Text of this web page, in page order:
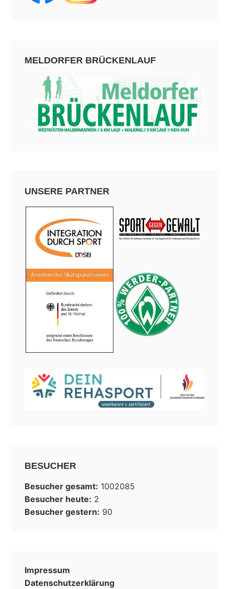
MELDORFER BRÜCKENLAUF
UNSERE PARTNER
BESUCHER
Besucher gesamt: 1002085
Besucher heute: 2
Besucher gestern: 90
Impressum
Datenschutzerklärung